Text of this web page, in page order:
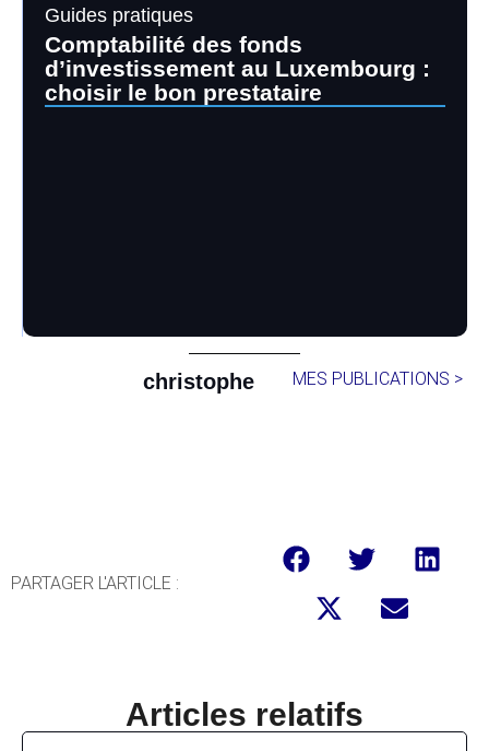
Guides pratiques
Comptabilité des fonds
d’investissement au Luxembourg :
choisir le bon prestataire
christophe MES PUBLICATIONS >
PARTAGER L'ARTICLE :
Articles relatifs